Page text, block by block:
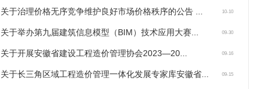
10-10
关于治理价格无序竞争维护良好市场价格秩序的公告 ...
09-30
关于举办第九届建筑信息模型（BIM）技术应用大赛...
09-16
关于开展安徽省建设工程造价管理协会2023—20...
09-15
关于长三角区域工程造价管理一体化发展专家库安徽省...